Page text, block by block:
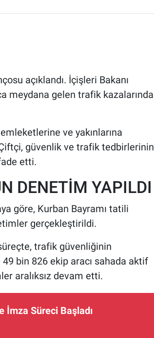
açıklandı. İçişleri Bakanı
meydana gelen trafik kazalarında
ve yakınlarına
güvenlik ve trafik tedbirlerinin
etti.
DENETİM YAPILDI
göre, Kurban Bayramı tatili
gerçekleştirildi.
trafik güvenliğinin
bin 826 ekip aracı sahada aktif
aralıksız devam etti.
İmza Süreci Başladı